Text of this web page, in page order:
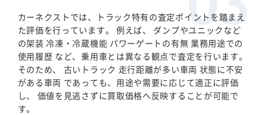
カーネクストでは、トラック特有の査定ポイントを踏まえ
た評価を行っています。 例えば、 ダンプやユニックなど
の架装 冷凍・冷蔵機能 パワーゲートの有無 業務用途での
使用履歴 など、乗用車とは異なる観点で査定を行います。
そのため、 古いトラック 走行距離が多い車両 状態に不安
がある車両 であっても、用途や需要に応じて適正に評価
し、 価値を見逃さずに買取価格へ反映することが可能で
す。